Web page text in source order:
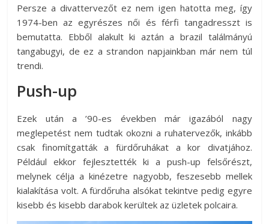
Persze a divattervezőt ez nem igen hatotta meg, így
1974-ben az egyrészes női és férfi tangadresszt is
bemutatta. Ebből alakult ki aztán a brazil találmányú
tangabugyi, de ez a strandon napjainkban már nem túl
trendi.
Push-up
Ezek után a ’90-es években már igazából nagy
meglepetést nem tudtak okozni a ruhatervezők, inkább
csak finomítgatták a fürdőruhákat a kor divatjához.
Például ekkor fejlesztették ki a push-up felsőrészt,
melynek célja a kinézetre nagyobb, feszesebb mellek
kialakítása volt. A fürdőruha alsókat tekintve pedig egyre
kisebb és kisebb darabok kerültek az üzletek polcaira.